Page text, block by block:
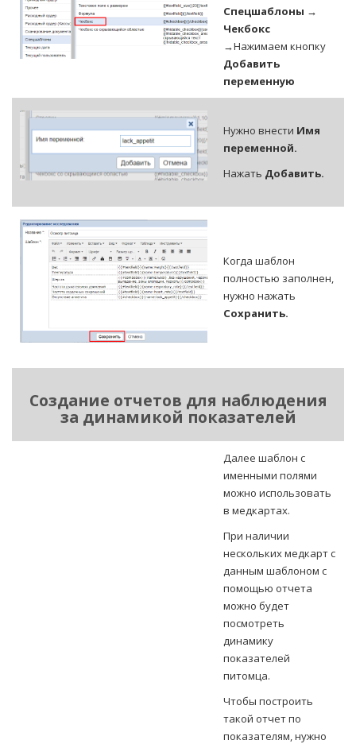
Спецшаблоны →
Чекбокс
→Нажимаем кнопку
Добавить
переменную
Нужно внести Имя
переменной.
Нажать Добавить.
Когда шаблон
полностью заполнен,
нужно нажать
Сохранить.
Создание отчетов для наблюдения
за динамикой показателей
Далее шаблон с
именными полями
можно использовать
в медкартах.
При наличии
нескольких медкарт с
данным шаблоном с
помощью отчета
можно будет
посмотреть
динамику
показателей
питомца.
Чтобы построить
такой отчет по
показателям, нужно